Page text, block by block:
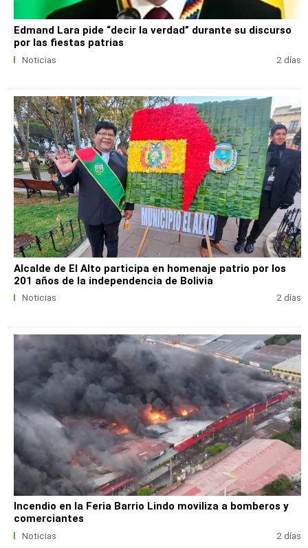
Edmand Lara pide “decir la verdad” durante su discurso
por las fiestas patrias
Noticias 2 días
Alcalde de El Alto participa en homenaje patrio por los
201 años de la independencia de Bolivia
Noticias 2 días
Incendio en la Feria Barrio Lindo moviliza a bomberos y
comerciantes
Noticias 2 días